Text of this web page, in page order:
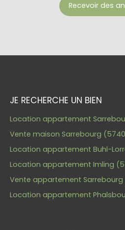
Recevoir des
JE RECHERCHE UN BIEN
Location appartement
Vente maison Sarrebourg
Location appartement Buhl-
Location appartement Imling
Vente appartement
Location appartement